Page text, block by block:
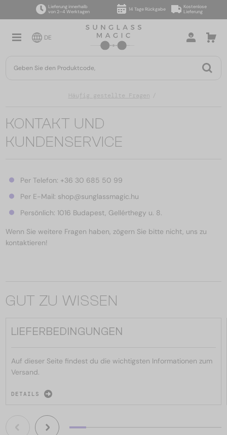
Lieferung innerhalb
von 2–4 Werktagen
14 Tage Rückgabe
Kostenlose
Lieferung
DE
Häufig gestellte Fragen
KONTAKT UND
KUNDENSERVICE
Per Telefon: +36 30 685 50 99
Per E-Mail: shop@sunglassmagic.hu
Persönlich: 1016 Budapest, Gellérthegy u. 8.
Wenn Sie weitere Fragen haben, zögern Sie bitte nicht, uns zu
kontaktieren!
GUT ZU WISSEN
LIEFERBEDINGUNGEN
Auf dieser Seite findest du die wichtigsten Informationen zum
Versand.
DETAILS